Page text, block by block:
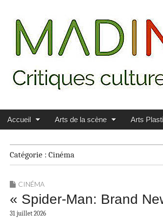
MADININ'ART
Main menu
Skip to content
Accueil Arts de la scène Arts
Catégorie : Cinéma
CINÉMA
« Spider-Man: Brand
31 juillet 2026